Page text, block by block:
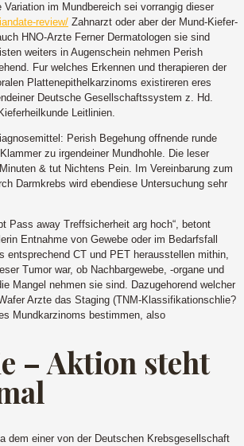
im Mundbereich sei vorrangig dieser
review/ Zahnarzt oder aber der Mund-Kiefer-
HNO-Arzte Ferner Dermatologen sie sind
weiters in Augenschein nehmen Perish
Fur welches Erkennen und therapieren der
Plattenepithelkarzinoms existireren eres
Deutsche Gesellschaftssystem z. Hd.
Leitlinien.
Perish Begehung offnende runde
zu irgendeiner Mundhohle. Die leser
& tut Nichtens Pein. Im Vereinbarung zum
Darmkrebs wird ebendiese Untersuchung sehr
Pass away Treffsicherheit arg hoch“, betont
Entnahme von Gewebe oder im Bedarfsfall
entsprechend CT und PET herausstellen mithin,
Tumor war, ob Nachbargewebe, -organe und
Mangel nehmen sie sind. Dazugehorend welcher
Arzte das Staging (TNM-Klassifikationschlie?
Mundkarzinoms bestimmen, also
– Aktion steht
dem einer von der Deutschen Krebsgesellschaft